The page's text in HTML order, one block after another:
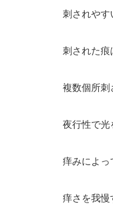
刺されやす
刺された痕
複数個所刺
夜行性で光
痒みによっ
痒さを我慢